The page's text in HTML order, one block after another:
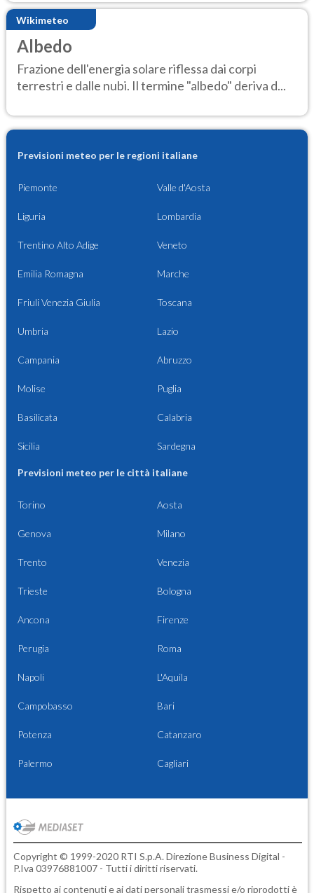
Wikimeteo
Albedo
Frazione dell'energia solare riflessa dai corpi
terrestri e dalle nubi. Il termine "albedo" deriva d...
Previsioni meteo per le regioni italiane
Piemonte Valle d'Aosta
Liguria Lombardia
Trentino Alto Adige Veneto
Emilia Romagna Marche
Friuli Venezia Giulia Toscana
Umbria Lazio
Campania Abruzzo
Molise Puglia
Basilicata Calabria
Sicilia Sardegna
Previsioni meteo per le città italiane
Torino Aosta
Genova Milano
Trento Venezia
Trieste Bologna
Ancona Firenze
Perugia Roma
Napoli L'Aquila
Campobasso Bari
Potenza Catanzaro
Palermo Cagliari
Copyright © 1999-2020 RTI S.p.A. Direzione Business Digital -
P.Iva 03976881007 - Tutti i diritti riservati.
Rispetto ai contenuti e ai dati personali trasmessi e/o riprodotti è